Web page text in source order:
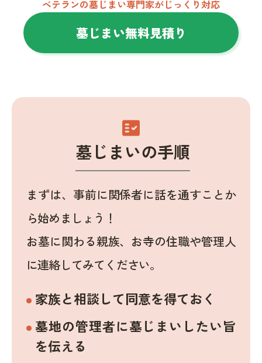
ベテランの墓じまい専門家がじっくり対応
墓じまい無料見積り
fact_check
墓じまいの手順
まずは、事前に関係者に話を通すことか
ら始めましょう！
お墓に関わる親族、お寺の住職や管理人
に連絡してみてください。
家族と相談して同意を得ておく
墓地の管理者に墓じまいしたい旨
を伝える